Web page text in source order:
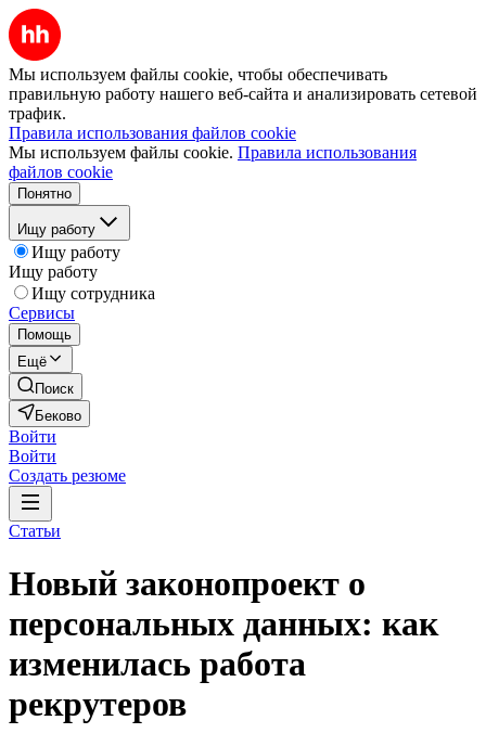
Мы используем файлы cookie, чтобы обеспечивать
правильную работу нашего веб-сайта и анализировать сетевой
трафик.
Правила использования файлов cookie
Мы используем файлы cookie. Правила использования
файлов cookie
Понятно
Ищу работу
Ищу работу
Ищу работу
Ищу сотрудника
Сервисы
Помощь
Ещё
Поиск
Беково
Войти
Войти
Создать резюме
Статьи
Новый законопроект о
персональных данных: как
изменилась работа
рекрутеров